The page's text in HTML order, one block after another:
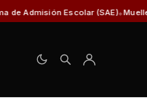
(SAE) Muelle